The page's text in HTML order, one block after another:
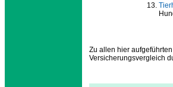
Zu allen hier
Versicherungsvergleich